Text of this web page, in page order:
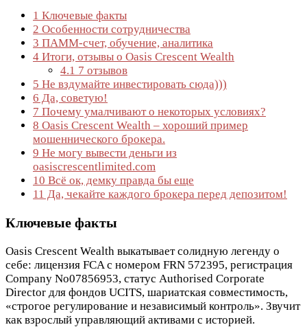
1 Ключевые факты
2 Особенности сотрудничества
3 ПАММ-счет, обучение, аналитика
4 Итоги, отзывы о Oasis Crescent Wealth
4.1 7 отзывов
5 Не вздумайте инвестировать сюда)))
6 Да, советую!
7 Почему умалчивают о некоторых условиях?
8 Oasis Crescent Wealth – хороший пример
мошеннического брокера.
9 Не могу вывести деньги из
oasiscrescentlimited.com
10 Всё ок, демку правда бы еще
11 Да, чекайте каждого брокера перед депозитом!
Ключевые факты
Oasis Crescent Wealth выкатывает солидную легенду о
себе: лицензия FCA с номером FRN 572395, регистрация
Company No07856953, статус Authorised Corporate
Director для фондов UCITS, шариатская совместимость,
«строгое регулирование и независимый контроль». Звучит
как взрослый управляющий активами с историей.